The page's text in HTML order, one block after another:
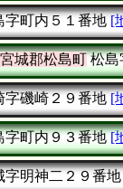
町内５１番地 [
城郡松島町松島
磯崎２９番地 [
町内９３番地 [
明神二２９番地